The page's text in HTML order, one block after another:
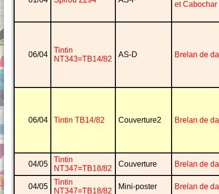
et Cabochar
06/04
Tintin
NT343=TB14/82
AS-D Brelan de
06/04 Tintin TB14/82 Couverture2 Brelan de
04/05
Tintin
NT347=TB18/82
Couverture Brelan de
04/05
Tintin
NT347=TB18/82
Mini-poster Brelan de